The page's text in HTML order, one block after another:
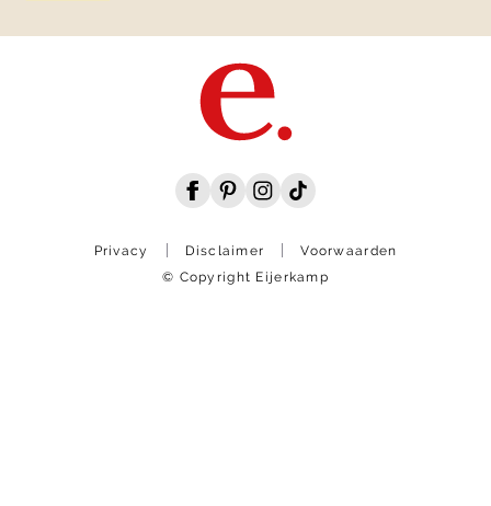
Privacy Disclaimer
Voorwaarden
© Copyright Eijerkamp